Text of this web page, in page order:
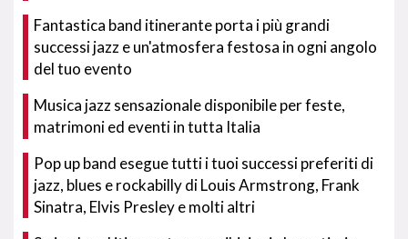
Fantastica band itinerante porta i più grandi
successi jazz e un'atmosfera festosa in ogni angolo
del tuo evento
Musica jazz sensazionale disponibile per feste,
matrimoni ed eventi in tutta Italia
Pop up band esegue tutti i tuoi successi preferiti di
jazz, blues e rockabilly di Louis Armstrong, Frank
Sinatra, Elvis Presley e molti altri